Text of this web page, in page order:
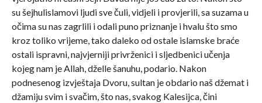
su šejhulislamovi ljudi sve čuli, vidjeli i provjerili, sa suzama u
očima su nas zagrlili i odali puno priznanje i hvalu što smo
kroz toliko vrijeme, tako daleko od ostale islamske braće
ostali ispravni, najvjerniji privrženici i sljedbenici učenja
kojeg nam je Allah, dželle šanuhu, podario. Nakon
podnesenog izvještaja Dvoru, sultan je obdario naš džemat i
džamiju svim i svačim, što nas, svakog Kalesijca, čini